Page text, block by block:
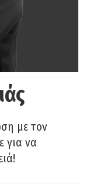
με τον
για να